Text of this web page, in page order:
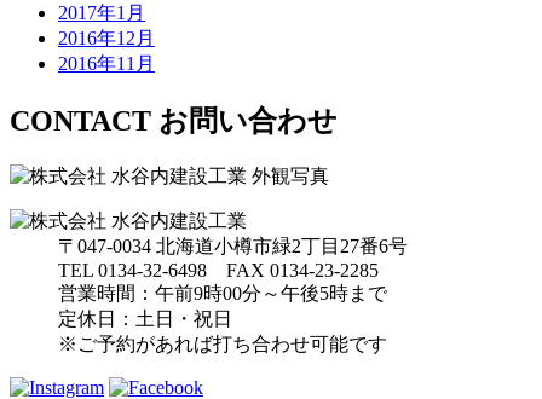
2017年1月
2016年12月
2016年11月
CONTACT お問い合わせ
〒047-0034 北海道小樽市緑2丁目27番6号
TEL 0134-32-6498 FAX 0134-23-2285
営業時間：午前9時00分～午後5時まで
定休日：土日・祝日
※ご予約があれば打ち合わせ可能です